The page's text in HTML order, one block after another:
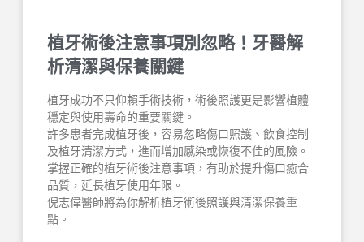
植牙術後注意事項別忽略！牙醫解
析清潔與保養關鍵
植牙成功不只仰賴手術技術，術後照護更是影響植體
穩定與使用壽命的重要關鍵。
許多患者完成植牙後，容易忽略傷口照護、飲食控制
及植牙清潔方式，進而增加感染或恢復不佳的風險。
掌握正確的植牙術後注意事項，有助於提升傷口癒合
品質，延長植牙使用年限。
倪志偉醫師將為你解析植牙術後照護與清潔保養重
點。